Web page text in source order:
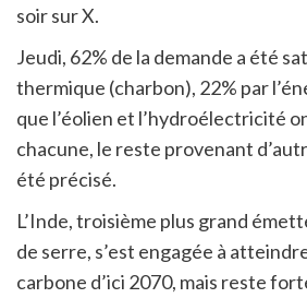
soir sur X.
Jeudi, 62% de la demande a été
thermique (charbon), 22% par
que l’éolien et l’hydroélectricité
chacune, le reste provenant
été précisé.
L’Inde, troisième plus grand
de serre, s’est engagée à
carbone d’ici 2070, mais reste